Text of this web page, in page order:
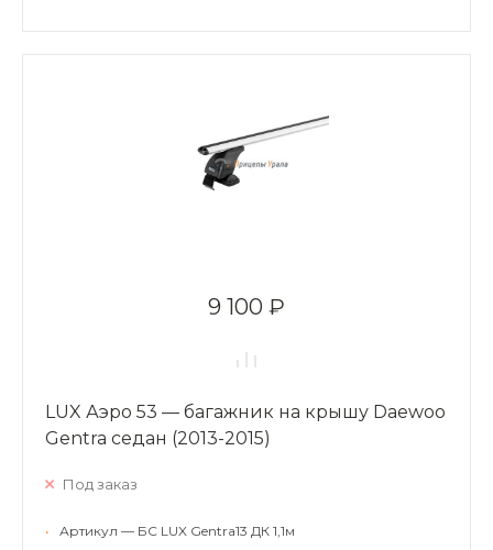
9 100 ₽
LUX Аэро 53 — багажник на крышу Daewoo
Gentra седан (2013-2015)
Под заказ
•
Артикул — БС LUX Gentra13 ДК 1,1м